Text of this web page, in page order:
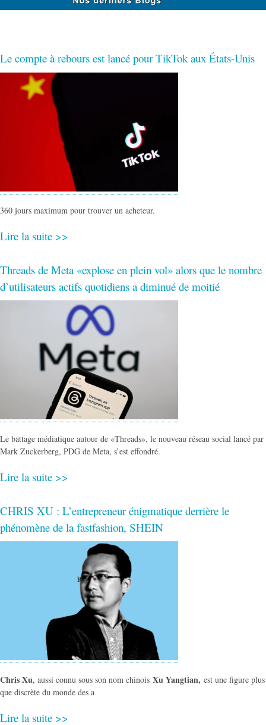
Le compte à rebours est lancé pour TikTok aux États-Unis
360 jours maximum pour trouver un acheteur.
Lire la suite >>
Threads de Meta «explose en plein vol» alors que le nombre
d’utilisateurs actifs quotidiens a diminué de moitié
Le battage médiatique autour de «Threads», le nouveau réseau social lancé par
Mark Zuckerberg, PDG de Meta, s’est effondré.
Lire la suite >>
CHRIS XU : L’entrepreneur énigmatique derrière le
phénomène de la fastfashion, SHEIN
Chris Xu, aussi connu sous son nom chinois Xu Yangtian, est une figure plus
que discrète du monde des a
Lire la suite >>